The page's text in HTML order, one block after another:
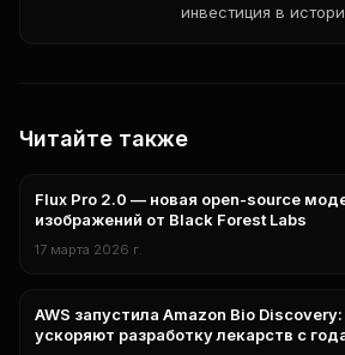
инвестиция в
Читайте также
нейросети
Flux Pro 2.0 — новая open-source
изображений от Black Forest Labs
17 марта 2026 г.
нейросети
AWS запустила Amazon Bio
ускоряют разработку лекарств с